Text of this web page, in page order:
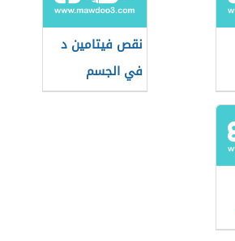
نقص فيتامين د
في الجسم